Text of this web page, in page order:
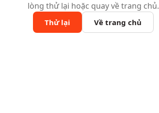
lòng thử lại hoặc quay về trang chủ.
Thử lại Về trang chủ